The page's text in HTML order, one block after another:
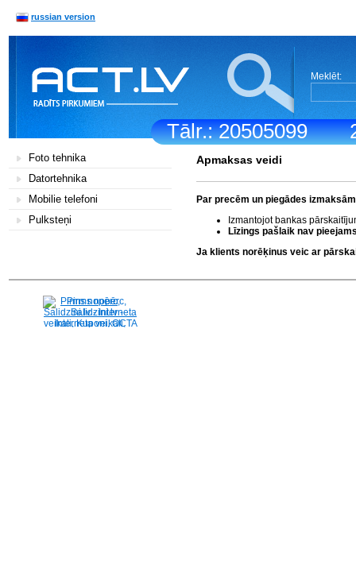
Tālr.: 20505099
russian version
Meklēt:
Foto tehnika
Datortehnika
Mobilie telefoni
Pulksteņi
Apmaksas veidi
Par precēm un piegādes
Izmantojot bankas
Līzings pašlaik nav
Ja klients norēķinus veic ar
Pirms nopērc,
Salidzini.lv - Interneta
veikali, Kuponi, OCTA